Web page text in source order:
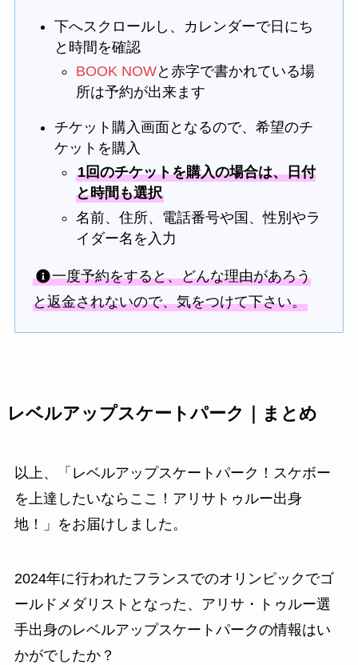
下へスクロールし、カレンダーで日にち
と時間を確認
BOOK NOWと赤字で書かれている場
所は予約が出来ます
チケット購入画面となるので、希望のチ
ケットを購入
1回のチケットを購入の場合は、日付
と時間も選択
名前、住所、電話番号や国、性別やラ
イダー名を入力
一度予約をすると、どんな理由があろう
と返金されないので、気をつけて下さい。
レベルアップスケートパーク｜まとめ
以上、「レベルアップスケートパーク！スケボー
を上達したいならここ！アリサトゥルー出身
地！」をお届けしました。
2024年に行われたフランスでのオリンピックでゴ
ールドメダリストとなった、アリサ・トゥルー選
手出身のレベルアップスケートパークの情報はい
かがでしたか？